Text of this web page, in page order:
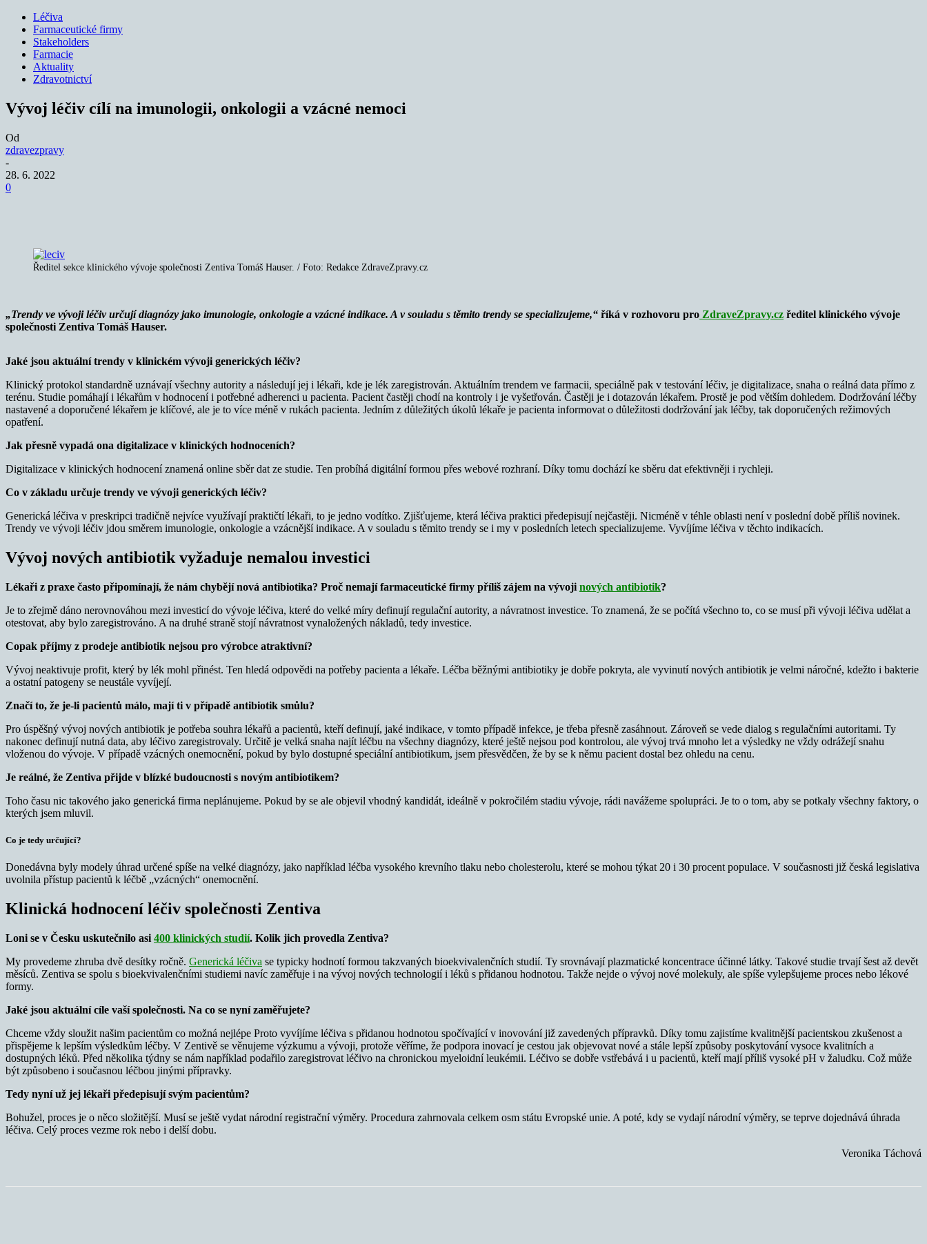
Léčiva
Farmaceutické firmy
Stakeholders
Farmacie
Aktuality
Zdravotnictví
Vývoj léčiv cílí na imunologii, onkologii a vzácné nemoci
Od
zdravezpravy
-
28. 6. 2022
0
Ředitel sekce klinického vývoje společnosti Zentiva Tomáš Hauser. / Foto: Redakce ZdraveZpravy.cz
„Trendy ve vývoji léčiv určují diagnózy jako imunologie, onkologie a vzácné indikace. A v souladu s těmito trendy se specializujeme,“ říká v rozhovoru pro ZdraveZpravy.cz ředitel klinického vývoje
společnosti Zentiva Tomáš Hauser.
Jaké jsou aktuální trendy v klinickém vývoji generických léčiv?
Klinický protokol standardně uznávají všechny autority a následují jej i lékaři, kde je lék zaregistrován. Aktuálním trendem ve farmacii, speciálně pak v testování léčiv, je digitalizace, snaha o reálná data přímo z
terénu. Studie pomáhají i lékařům v hodnocení i potřebné adherenci u pacienta. Pacient častěji chodí na kontroly i je vyšetřován. Častěji je i dotazován lékařem. Prostě je pod větším dohledem. Dodržování léčby
nastavené a doporučené lékařem je klíčové, ale je to více méně v rukách pacienta. Jedním z důležitých úkolů lékaře je pacienta informovat o důležitosti dodržování jak léčby, tak doporučených režimových
opatření.
Jak přesně vypadá ona digitalizace v klinických hodnoceních?
Digitalizace v klinických hodnocení znamená online sběr dat ze studie. Ten probíhá digitální formou přes webové rozhraní. Díky tomu dochází ke sběru dat efektivněji i rychleji.
Co v základu určuje trendy ve vývoji generických léčiv?
Generická léčiva v preskripci tradičně nejvíce využívají praktičtí lékaři, to je jedno vodítko. Zjišťujeme, která léčiva praktici předepisují nejčastěji. Nicméně v téhle oblasti není v poslední době příliš novinek.
Trendy ve vývoji léčiv jdou směrem imunologie, onkologie a vzácnější indikace. A v souladu s těmito trendy se i my v posledních letech specializujeme. Vyvíjíme léčiva v těchto indikacích.
Vývoj nových antibiotik vyžaduje nemalou investici
Lékaři z praxe často připomínají, že nám chybějí nová antibiotika? Proč nemají farmaceutické firmy příliš zájem na vývoji nových antibiotik?
Je to zřejmě dáno nerovnováhou mezi investicí do vývoje léčiva, které do velké míry definují regulační autority, a návratnost investice. To znamená, že se počítá všechno to, co se musí při vývoji léčiva udělat a
otestovat, aby bylo zaregistrováno. A na druhé straně stojí návratnost vynaložených nákladů, tedy investice.
Copak příjmy z prodeje antibiotik nejsou pro výrobce atraktivní?
Vývoj neaktivuje profit, který by lék mohl přinést. Ten hledá odpovědi na potřeby pacienta a lékaře. Léčba běžnými antibiotiky je dobře pokryta, ale vyvinutí nových antibiotik je velmi náročné, kdežto i bakterie
a ostatní patogeny se neustále vyvíjejí.
Značí to, že je-li pacientů málo, mají ti v případě antibiotik smůlu?
Pro úspěšný vývoj nových antibiotik je potřeba souhra lékařů a pacientů, kteří definují, jaké indikace, v tomto případě infekce, je třeba přesně zasáhnout. Zároveň se vede dialog s regulačními autoritami. Ty
nakonec definují nutná data, aby léčivo zaregistrovaly. Určitě je velká snaha najít léčbu na všechny diagnózy, které ještě nejsou pod kontrolou, ale vývoj trvá mnoho let a výsledky ne vždy odrážejí snahu
vloženou do vývoje. V případě vzácných onemocnění, pokud by bylo dostupné speciální antibiotikum, jsem přesvědčen, že by se k němu pacient dostal bez ohledu na cenu.
Je reálné, že Zentiva přijde v blízké budoucnosti s novým antibiotikem?
Toho času nic takového jako generická firma neplánujeme. Pokud by se ale objevil vhodný kandidát, ideálně v pokročilém stadiu vývoje, rádi navážeme spolupráci. Je to o tom, aby se potkaly všechny faktory, o
kterých jsem mluvil.
Co je tedy určující?
Donedávna byly modely úhrad určené spíše na velké diagnózy, jako například léčba vysokého krevního tlaku nebo cholesterolu, které se mohou týkat 20 i 30 procent populace. V současnosti již česká legislativa
uvolnila přístup pacientů k léčbě „vzácných“ onemocnění.
Klinická hodnocení léčiv společnosti Zentiva
Loni se v Česku uskutečnilo asi 400 klinických studií. Kolik jich provedla Zentiva?
My provedeme zhruba dvě desítky ročně. Generická léčiva se typicky hodnotí formou takzvaných bioekvivalenčních studií. Ty srovnávají plazmatické koncentrace účinné látky. Takové studie trvají šest až devět
měsíců. Zentiva se spolu s bioekvivalenčními studiemi navíc zaměřuje i na vývoj nových technologií i léků s přidanou hodnotou. Takže nejde o vývoj nové molekuly, ale spíše vylepšujeme proces nebo lékové
formy.
Jaké jsou aktuální cíle vaší společnosti. Na co se nyní zaměřujete?
Chceme vždy sloužit našim pacientům co možná nejlépe Proto vyvíjíme léčiva s přidanou hodnotou spočívající v inovování již zavedených přípravků. Díky tomu zajistíme kvalitnější pacientskou zkušenost a
přispějeme k lepším výsledkům léčby. V Zentivě se věnujeme výzkumu a vývoji, protože věříme, že podpora inovací je cestou jak objevovat nové a stále lepší způsoby poskytování vysoce kvalitních a
dostupných léků. Před několika týdny se nám například podařilo zaregistrovat léčivo na chronickou myeloidní leukémii. Léčivo se dobře vstřebává i u pacientů, kteří mají příliš vysoké pH v žaludku. Což může
být způsobeno i současnou léčbou jinými přípravky.
Tedy nyní už jej lékaři předepisují svým pacientům?
Bohužel, proces je o něco složitější. Musí se ještě vydat národní registrační výměry. Procedura zahrnovala celkem osm státu Evropské unie. A poté, kdy se vydají národní výměry, se teprve dojednává úhrada
léčiva. Celý proces vezme rok nebo i delší dobu.
Veronika Táchová